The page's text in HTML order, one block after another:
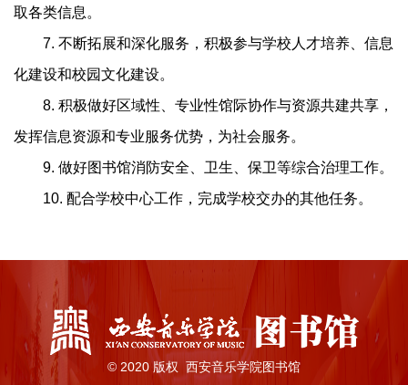
取各类信息。
7. 不断拓展和深化服务，积极参与学校人才培养、信息
化建设和校园文化建设。
8. 积极做好区域性、专业性馆际协作与资源共建共享，
发挥信息资源和专业服务优势，为社会服务。
9. 做好图书馆消防安全、卫生、保卫等综合治理工作。
10. 配合学校中心工作，完成学校交办的其他任务。
© 2020 版权 西安音乐学院图书馆